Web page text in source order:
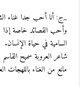
_ج: أنا أحب جدا غناء
وأحب القصائد خاصة إذا
السامية في حياة
شاعر العروبة سميح
مانع من الغناء باللهجات